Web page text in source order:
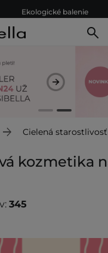
Ekologické balenie
Odmeňovací program
Ekologické balenie
Cielená starostlivosť
kozmetika
345